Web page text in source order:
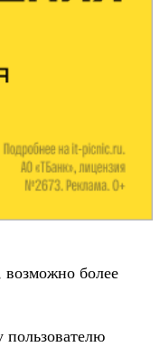
возможно более
пользователю